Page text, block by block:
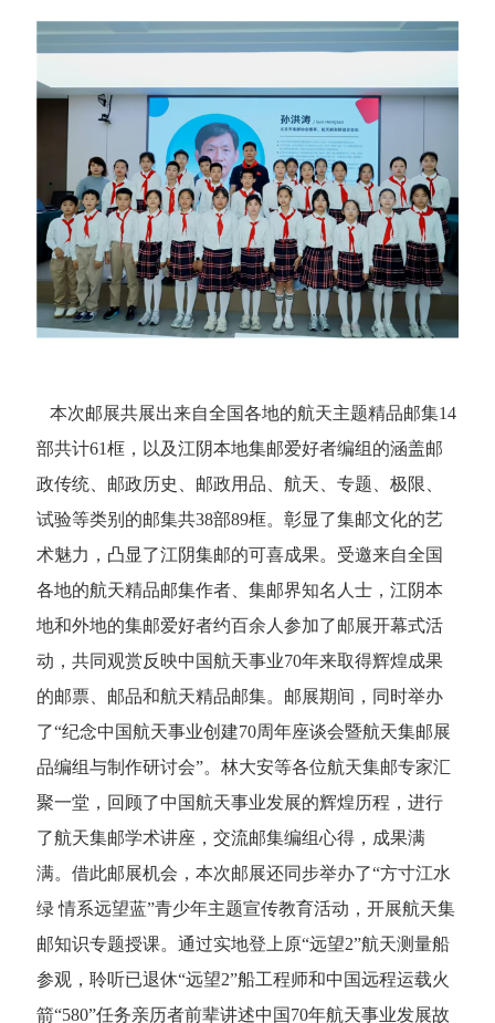
本次邮展共展出来自全国各地的航天主题精品邮集14
部共计61框，以及江阴本地集邮爱好者编组的涵盖邮
政传统、邮政历史、邮政用品、航天、专题、极限、
试验等类别的邮集共38部89框。彰显了集邮文化的艺
术魅力，凸显了江阴集邮的可喜成果。 受邀来自全国
各地的航天精品邮集作者、集邮界知名人士，江阴本
地和外地的集邮爱好者约百余人参加了邮展开幕式活
动，共同观赏反映中国航天事业70年来取得辉煌成果
的邮票、邮品和航天精品邮集。 邮展期间，同时举办
了“纪念中国航天事业创建70周年座谈会暨航天集邮展
品编组与制作研讨会”。林大安等各位航天集邮专家汇
聚一堂，回顾了中国航天事业发展的辉煌历程，进行
了航天集邮学术讲座，交流邮集编组心得，成果满
满。 借此邮展机会，本次邮展还同步举办了“方寸江水
绿 情系远望蓝”青少年主题宣传教育活动，开展航天集
邮知识专题授课。通过实地登上原“远望2”航天测量船
参观，聆听已退休“远望2”船工程师和中国远程运载火
箭“580”任务亲历者前辈讲述中国70年航天事业发展故